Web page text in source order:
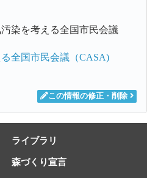
染を考える全国市民会議
全国市民会議（CASA)
この情報の修正・削除
ライブラリ
森づくり宣言